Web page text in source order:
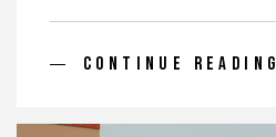
CONTINUE READING